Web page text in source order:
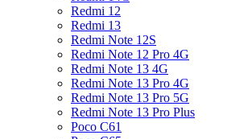
Redmi 12
Redmi 13
Redmi Note 12S
Redmi Note 12 Pro 4G
Redmi Note 13 4G
Redmi Note 13 Pro 4G
Redmi Note 13 Pro 5G
Redmi Note 13 Pro Plus
Poco C61